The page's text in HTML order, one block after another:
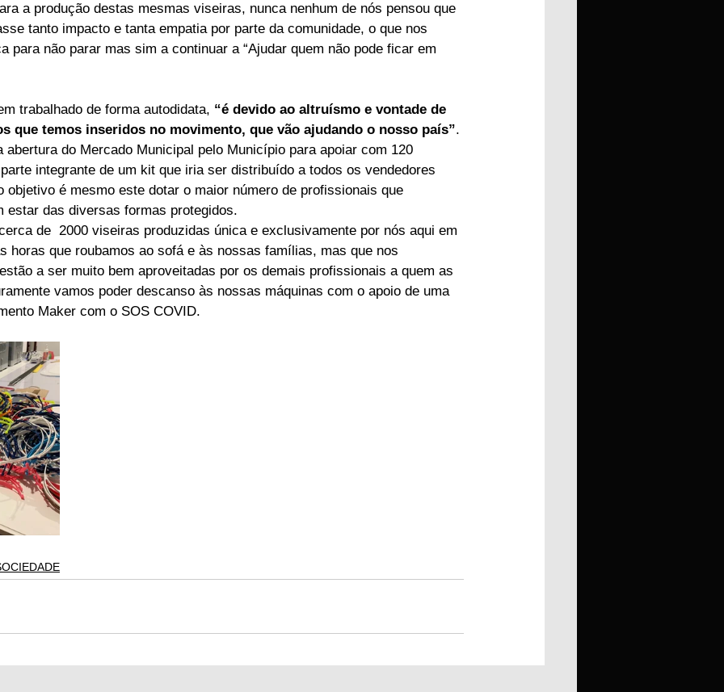
a produção destas mesmas viseiras, nunca nenhum de nós pensou que
tanto impacto e tanta empatia por parte da comunidade, o que nos
para não parar mas sim a continuar a “Ajudar quem não pode ficar em
trabalhado de forma autodidata, “é devido ao altruísmo e vontade de
que temos inseridos no movimento, que vão ajudando o nosso país”.
abertura do Mercado Municipal pelo Município para apoiar com 120
integrante de um kit que iria ser distribuído a todos os vendedores
objetivo é mesmo este dotar o maior número de profissionais que
estar das diversas formas protegidos.
de  2000 viseiras produzidas única e exclusivamente por nós aqui em
horas que roubamos ao sofá e às nossas famílias, mas que nos
a ser muito bem aproveitadas por os demais profissionais a quem as
vamos poder descanso às nossas máquinas com o apoio de uma
Maker com o SOS COVID.